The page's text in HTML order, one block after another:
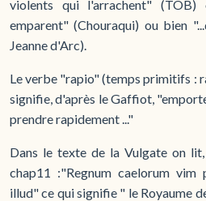
violents qui l'arrachent"
emparent" (Chouraqui) ou bien
Jeanne d'Arc).
Le verbe "rapio" (temps primitifs :
signifie, d'après le Gaffiot,
prendre rapidement ..."
Dans le texte de la Vulgate on
chap11 :"Regnum caelorum
illud" ce qui signifie " le Royaume